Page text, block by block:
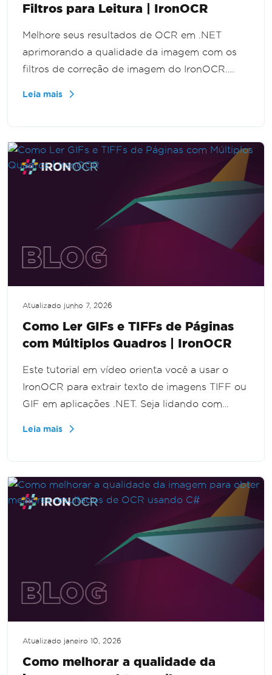
Filtros para Leitura | IronOCR
Melhore seus resultados de OCR em .NET
aprimorando a qualidade da imagem com os
filtros de correção de imagem do IronOCR.
desafios com imagens de baixa qualidade em
projetos de OCR.
Leia mais
Atualizado junho 7, 2026
Como Ler GIFs e TIFFs de Páginas
com Múltiplos Quadros | IronOCR
Este tutorial em vídeo orienta você a usar o
IronOCR para extrair texto de imagens TIFF ou
GIF em aplicações .NET. Seja lidando com
extração de texto de vários formatos de
imagem.
Leia mais
Atualizado janeiro 10, 2026
Como melhorar a qualidade da